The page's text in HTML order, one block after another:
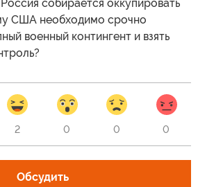
Россия собирается оккупировать
США необходимо срочно
военный контингент и взять
2 0 0 0
Обсудить